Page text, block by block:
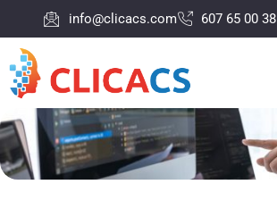
info@clicacs.com 607 65 00 38